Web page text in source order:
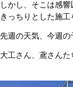
しかし、そこは感響
きっちりとした施工
先週の天気、今週
大工さん、鳶さんた